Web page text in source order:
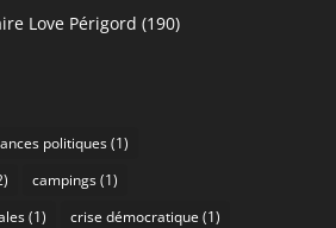
Love Périgord (190)
politiques(1)
campings(1)
(1) crise démocratique (1)